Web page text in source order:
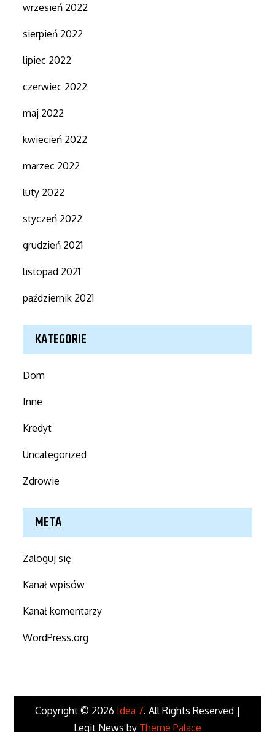
wrzesień 2022
sierpień 2022
lipiec 2022
czerwiec 2022
maj 2022
kwiecień 2022
marzec 2022
luty 2022
styczeń 2022
grudzień 2021
listopad 2021
październik 2021
KATEGORIE
Dom
Inne
Kredyt
Uncategorized
Zdrowie
META
Zaloguj się
Kanał wpisów
Kanał komentarzy
WordPress.org
Copyright © 2026 Idea 7. All Rights Reserved |
Legit News by Theme Palace